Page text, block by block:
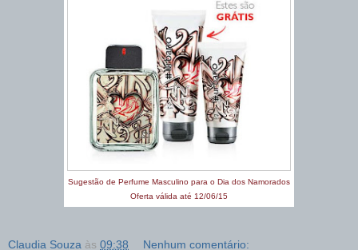
Sugestão de Perfume Masculino para o Dia dos Namorados
Oferta válida até 12/06/15
Claudia Souza às 09:38 Nenhum comentário: